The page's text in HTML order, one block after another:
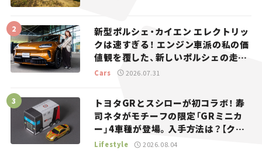
新型ポルシェ・カイエン エレクトリッ
クは速すぎる！ エンジン車派の私の価
値観を覆した、新しいポルシェの走
り。
Cars 2026.07.31
トヨタGRとスシローが初コラボ！ 寿
司ネタがモチーフの限定「GRミニカ
ー」4車種が登場。入手方法は？【クル
マとホビー】
Lifestyle 2026.08.04